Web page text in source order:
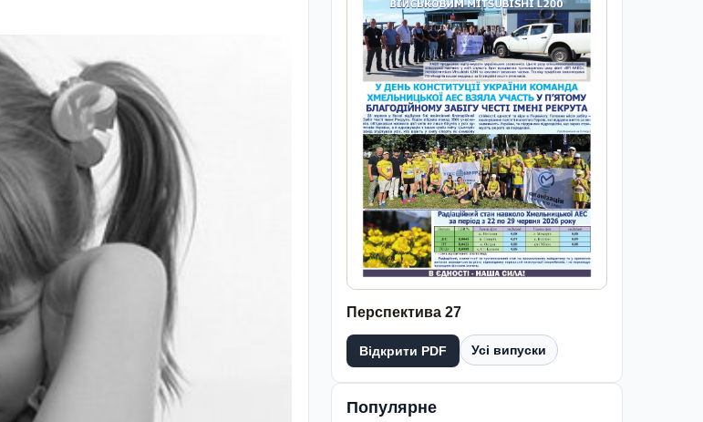
Перспектива 27
Відкрити PDF Усі випуски
Популярне